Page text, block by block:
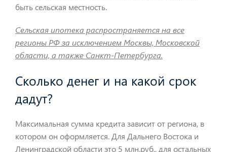
быть сельская местность.
Сельская ипотека распространяется на все
регионы РФ за исключением Москвы, Московской
области, а также Санкт-Петербурга.
Сколько денег и на какой срок
дадут?
Максимальная сумма кредита зависит от региона, в
котором он оформляется. Для Дальнего Востока и
Ленинградской области это 5 млн.руб., для остальных